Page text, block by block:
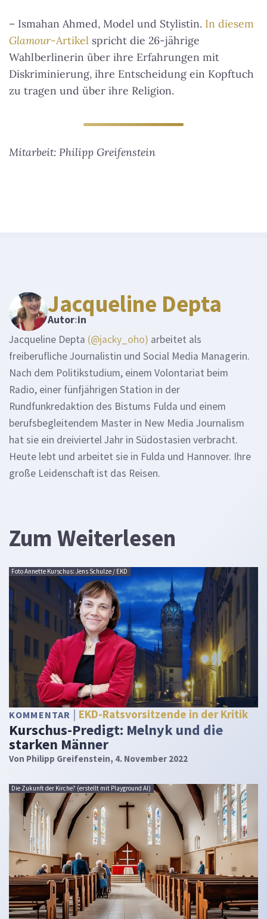
– Ismahan Ahmed, Model und Stylistin. In diesem
Glamour-Artikel spricht die 26-jährige
Wahlberlinerin über ihre Erfahrungen mit
Diskriminierung, ihre Entscheidung ein Kopftuch
zu tragen und über ihre Religion.
Mitarbeit: Philipp Greifenstein
Jacqueline Depta
Autor:in
Jacqueline Depta (@jacky_oho) arbeitet als
freiberufliche Journalistin und Social Media Managerin.
Nach dem Politikstudium, einem Volontariat beim
Radio, einer fünfjährigen Station in der
Rundfunkredaktion des Bistums Fulda und einem
berufsbegleitendem Master in New Media Journalism
hat sie ein dreiviertel Jahr in Südostasien verbracht.
Heute lebt und arbeitet sie in Fulda und Hannover. Ihre
große Leidenschaft ist das Reisen.
Zum Weiterlesen
Foto Annette Kurschus: Jens Schulze / EKD
KOMMENTAR EKD-Ratsvorsitzende in der Kritik
Kurschus-Predigt: Melnyk und die
starken Männer
Von Philipp Greifenstein, 4. November 2022
Die Zukunft der Kirche? (erstellt mit Playground AI)